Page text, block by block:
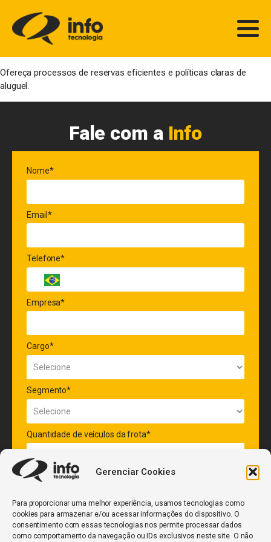
Gerenciar Cookies
Para proporcionar uma melhor experiência, usamos tecnologias como
cookies para armazenar e/ou acessar informações do dispositivo. O
consentimento com essas tecnologias nos permite processar dados
como comportamento da navegação ou IDs exclusivos neste site. O não
Ofereça processos de reservas eficientes e políticas claras de
aluguel.
Fale com a Info
Nome*
Email*
Telefone*
Empresa*
Cargo*
Segmento*
Quantidade de veículos da frota*